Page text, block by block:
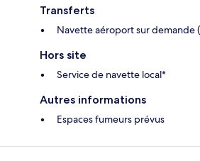
Transferts
Navette aéroport sur demande
Hors site
Service de navette local*
Autres informations
Espaces fumeurs prévus